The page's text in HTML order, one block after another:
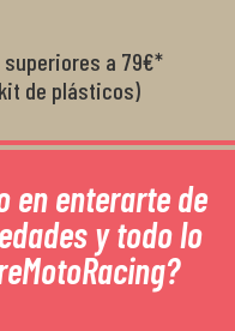
a 79€*
de plásticos)
en enterarte de
y todo lo